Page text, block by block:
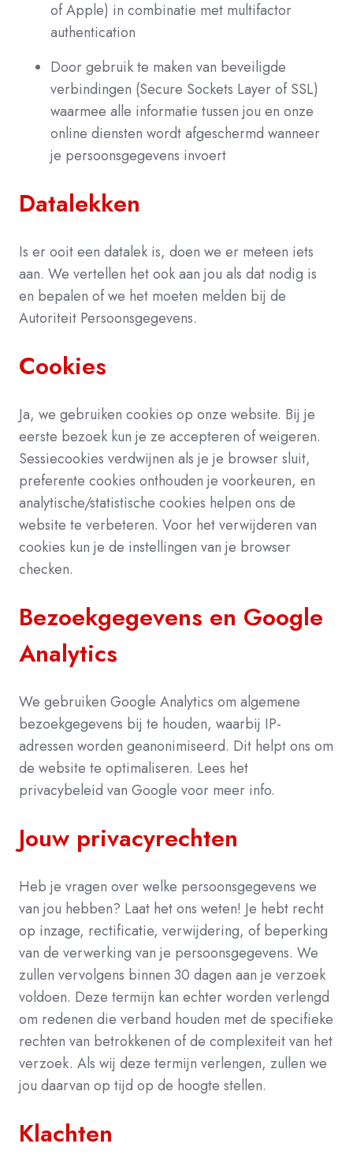
of Apple) in combinatie met multifactor
authentication
Door gebruik te maken van beveiligde
verbindingen (Secure Sockets Layer of SSL)
waarmee alle informatie tussen jou en onze
online diensten wordt afgeschermd wanneer
je persoonsgegevens invoert
Datalekken
Is er ooit een datalek is, doen we er meteen iets
aan. We vertellen het ook aan jou als dat nodig is
en bepalen of we het moeten melden bij de
Autoriteit Persoonsgegevens.
Cookies
Ja, we gebruiken cookies op onze website. Bij je
eerste bezoek kun je ze accepteren of weigeren.
Sessiecookies verdwijnen als je je browser sluit,
preferente cookies onthouden je voorkeuren, en
analytische/statistische cookies helpen ons de
website te verbeteren. Voor het verwijderen van
cookies kun je de instellingen van je browser
checken.
Bezoekgegevens en Google
Analytics
We gebruiken Google Analytics om algemene
bezoekgegevens bij te houden, waarbij IP-
adressen worden geanonimiseerd. Dit helpt ons om
de website te optimaliseren. Lees het
privacybeleid van Google voor meer info.
Jouw privacyrechten
Heb je vragen over welke persoonsgegevens we
van jou hebben? Laat het ons weten! Je hebt recht
op inzage, rectificatie, verwijdering, of beperking
van de verwerking van je persoonsgegevens. We
zullen vervolgens binnen 30 dagen aan je verzoek
voldoen. Deze termijn kan echter worden verlengd
om redenen die verband houden met de specifieke
rechten van betrokkenen of de complexiteit van het
verzoek. Als wij deze termijn verlengen, zullen we
jou daarvan op tijd op de hoogte stellen.
Klachten